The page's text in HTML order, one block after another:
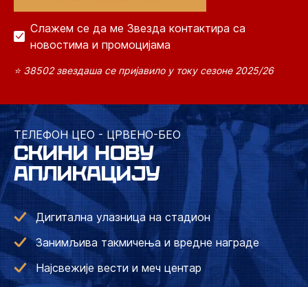
Слажем се да ме Звезда контактира са
новостима и промоцијама
⭐ 38502 звездаша се пријавило у току сезоне 2025/26
ТЕЛЕФОН ЦЕО - ЦРВЕНО-БЕО
СКИНИ НОВУ
АПЛИКАЦИЈУ
Дигитална улазница на стадион
Занимљива такмичења и вредне награде
Најсвежије вести и меч центар